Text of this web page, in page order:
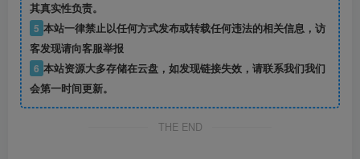
其真实性负责。
5 本站一律禁止以任何方式发布或转载任何违法的相关信息，访
客发现请向客服举报
6 本站资源大多存储在云盘，如发现链接失效，请联系我们我们
会第一时间更新。
THE END